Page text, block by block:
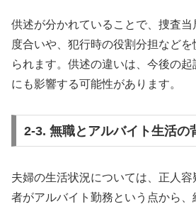
供述が分かれていることで、捜査
度合いや、犯行時の役割分担など
られます。供述の違いは、今後の
にも影響する可能性があります。
2-3. 無職とアルバイト生活の
夫婦の生活状況については、正人
者がアルバイト勤務という点から